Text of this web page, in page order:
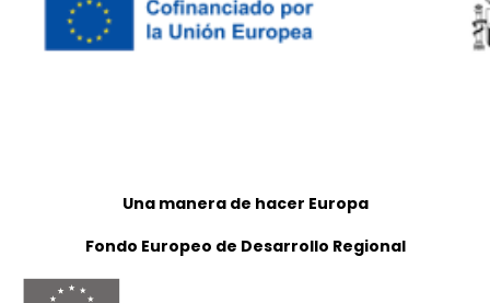
Una manera de hacer Europa
Fondo Europeo de Desarrollo Regional